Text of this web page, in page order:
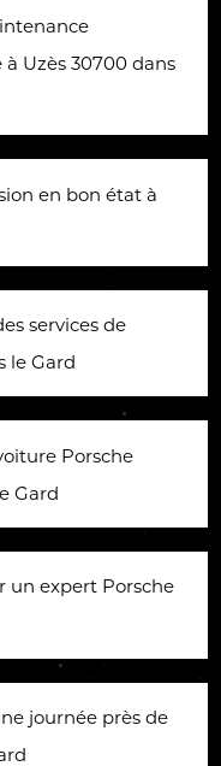
Uzès 30700 dans
en bon état à
services de
le Gard
Porsche
Gard
un expert Porsche
journée près de